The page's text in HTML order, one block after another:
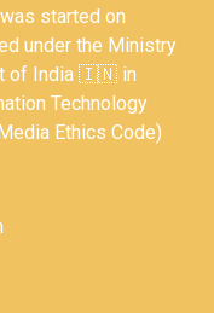
started on
under the Ministry
of India 🇮🇳 in
Technology
Ethics Code)